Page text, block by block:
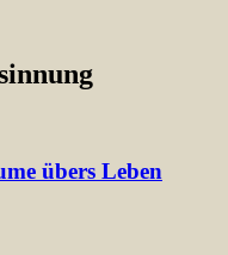
übers Leben